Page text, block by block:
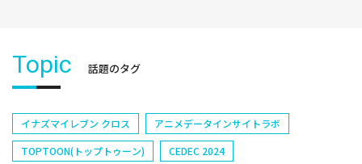
Topic 話題のタグ
イナズマイレブン クロス
アニメデータインサイトラボ
TOPTOON(トップトゥーン)
CEDEC 2024